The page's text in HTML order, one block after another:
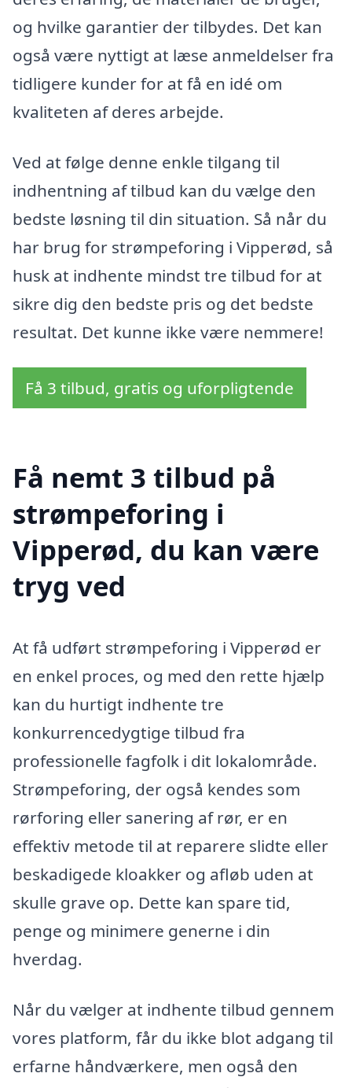
og hvilke garantier der tilbydes. Det kan
også være nyttigt at læse anmeldelser fra
tidligere kunder for at få en idé om
kvaliteten af deres arbejde.
Ved at følge denne enkle tilgang til
indhentning af tilbud kan du vælge den
bedste løsning til din situation. Så når du
har brug for strømpeforing i Vipperød, så
husk at indhente mindst tre tilbud for at
sikre dig den bedste pris og det bedste
resultat. Det kunne ikke være nemmere!
Få 3 tilbud, gratis og uforpligtende
Få nemt 3 tilbud på
strømpeforing i
Vipperød, du kan være
tryg ved
At få udført strømpeforing i Vipperød er
en enkel proces, og med den rette hjælp
kan du hurtigt indhente tre
konkurrencedygtige tilbud fra
professionelle fagfolk i dit lokalområde.
Strømpeforing, der også kendes som
rørforing eller sanering af rør, er en
effektiv metode til at reparere slidte eller
beskadigede kloakker og afløb uden at
skulle grave op. Dette kan spare tid,
penge og minimere generne i din
hverdag.
Når du vælger at indhente tilbud gennem
vores platform, får du ikke blot adgang til
erfarne håndværkere, men også den